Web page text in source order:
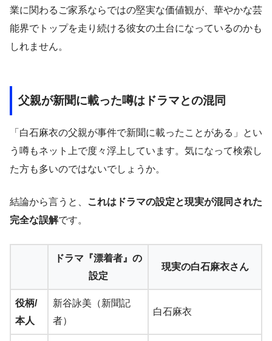
業に関わるご家系ならではの堅実な価値観が、華やかな芸
能界でトップを走り続ける彼女の土台になっているのかも
しれません。
父親が新聞に載った噂はドラマとの混同
「白石麻衣の父親が事件で新聞に載ったことがある」とい
う噂もネット上で度々浮上しています。気になって検索し
た方も多いのではないでしょうか。
結論から言うと、
これはドラマの設定と現実が混同された
完全な誤解です。
ドラマ『漂着者』の
設定
現実の白石麻衣さん
役柄/
本人
新谷詠美（新聞記
者）
白石麻衣